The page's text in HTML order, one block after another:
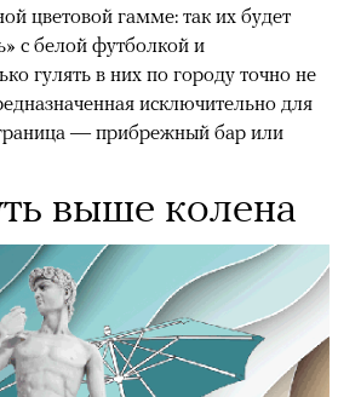
цветовой гамме: так их будет
с белой футболкой и
гулять в них по городу точно не
исключительно для
— прибрежный бар или
выше колена